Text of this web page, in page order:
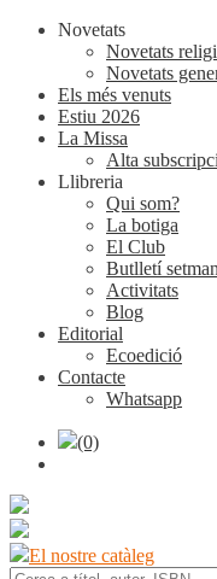
Novetats
Novetats
Novetats
Els més venuts
Estiu 2026
La Missa
Alta
Llibreria
Qui som?
La botiga
El Club
Butlletí
Activitats
Blog
Editorial
Ecoedició
Contacte
Whatsapp
(0)
El nostre catàleg